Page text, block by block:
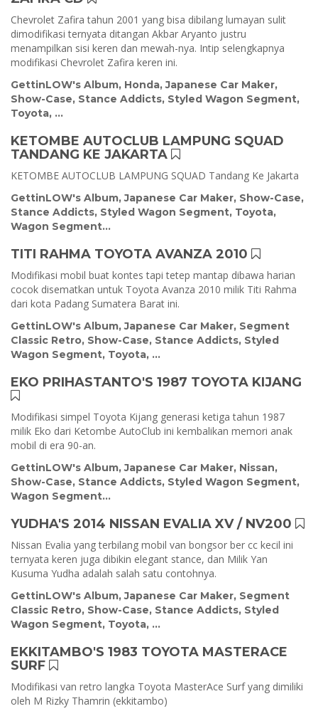
Chevrolet Zafira tahun 2001 yang bisa dibilang lumayan sulit
dimodifikasi ternyata ditangan Akbar Aryanto justru
menampilkan sisi keren dan mewah-nya. Intip selengkapnya
modifikasi Chevrolet Zafira keren ini.
GettinLOW's Album, Honda,Japanese Car Maker,
Show-Case, Stance Addicts, Styled Wagon Segment,
Toyota, ...
KETOMBE AUTOCLUB LAMPUNG SQUAD
TANDANG KE JAKARTA
KETOMBE AUTOCLUB LAMPUNG SQUAD Tandang Ke Jakarta
GettinLOW's Album,Japanese Car Maker, Show-Case,
Stance Addicts, Styled Wagon Segment, Toyota,
Wagon Segment...
TITI RAHMA TOYOTA AVANZA 2010
Modifikasi mobil buat kontes tapi tetep mantap dibawa harian
cocok disematkan untuk Toyota Avanza 2010 milik Titi Rahma
dari kota Padang Sumatera Barat ini.
GettinLOW's Album,Japanese Car Maker, Segment
Classic Retro, Show-Case, Stance Addicts, Styled
Wagon Segment, Toyota, ...
EKO PRIHASTANTO'S 1987 TOYOTA KIJANG
Modifikasi simpel Toyota Kijang generasi ketiga tahun 1987
milik Eko dari Ketombe AutoClub ini kembalikan memori anak
mobil di era 90-an.
GettinLOW's Album,Japanese Car Maker, Nissan,
Show-Case, Stance Addicts, Styled Wagon Segment,
Wagon Segment...
YUDHA'S 2014 NISSAN EVALIA XV / NV200
Nissan Evalia yang terbilang mobil van bongsor ber cc kecil ini
ternyata keren juga dibikin elegant stance, dan Milik Yan
Kusuma Yudha adalah salah satu contohnya.
GettinLOW's Album,Japanese Car Maker, Segment
Classic Retro, Show-Case, Stance Addicts, Styled
Wagon Segment, Toyota, ...
EKKITAMBO'S 1983 TOYOTA MASTERACE
SURF
Modifikasi van retro langka Toyota MasterAce Surf yang dimiliki
oleh M Rizky Thamrin (ekkitambo)